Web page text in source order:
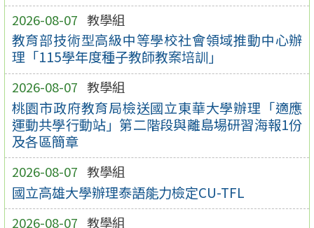
2026-08-07 教學組
教育部技術型高級中等學校社會領域推動中心辦
理「115學年度種子教師教案培訓」
2026-08-07 教學組
桃園市政府教育局檢送國立東華大學辦理「適應
運動共學行動站」第二階段與離島場研習海報1份
及各區簡章
2026-08-07 教學組
國立高雄大學辦理泰語能力檢定CU-TFL
2026-08-07 教學組